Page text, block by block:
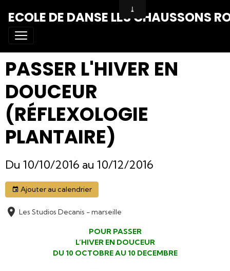
ECOLE DE DANSE LES CHAUSSONS
PASSER L'HIVER EN
DOUCEUR
(RÉFLEXOLOGIE
PLANTAIRE)
Du 10/10/2016 au 10/12/2016
Ajouter au calendrier
Les Studios Decanis - marseille
POUR PASSER
L’HIVER EN DOUCEUR
DU 10 OCTOBRE AU 10 DECEMBRE